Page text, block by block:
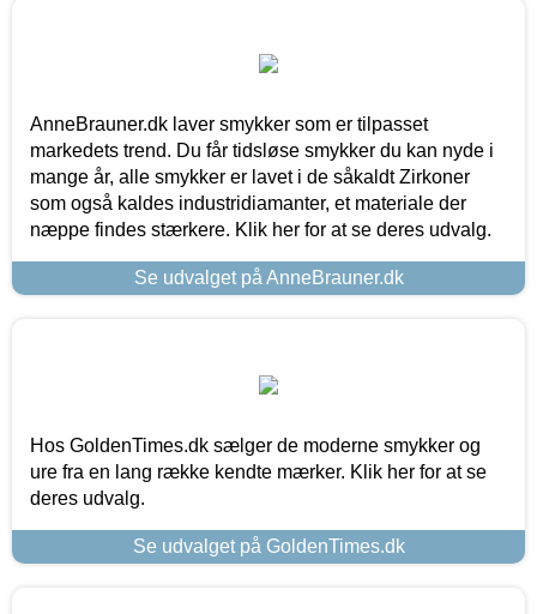
AnneBrauner.dk laver smykker som er tilpasset
markedets trend. Du får tidsløse smykker du kan nyde i
mange år, alle smykker er lavet i de såkaldt Zirkoner
som også kaldes industridiamanter, et materiale der
næppe findes stærkere. Klik her for at se deres udvalg.
Se udvalget på AnneBrauner.dk
Hos GoldenTimes.dk sælger de moderne smykker og
ure fra en lang række kendte mærker. Klik her for at se
deres udvalg.
Se udvalget på GoldenTimes.dk